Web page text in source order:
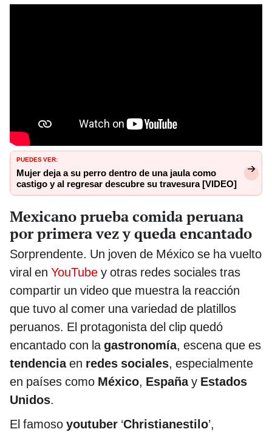
PUEDES VER:
Mujer deja a su perro dentro de una jaula como
castigo y al regresar descubre su travesura [VIDEO]
Mexicano prueba comida peruana
por primera vez y queda encantado
Sorprendente. Un joven de México se ha vuelto
viral en YouTube y otras redes sociales tras
compartir un video que muestra la reacción
que tuvo al comer una variedad de platillos
peruanos. El protagonista del clip quedó
encantado con lagastronomía, escena que es
tendenciaen redes sociales, especialmente
en países como México, Españay Estados
Unidos.
El famoso youtuber ‘Christianestilo’,